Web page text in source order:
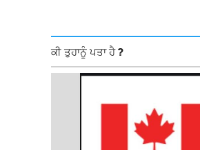
ਕੀ ਤੁਹਾਨੂੰ ਪਤਾ ਹੈ ?